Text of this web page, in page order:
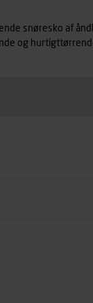
snøresko af
og